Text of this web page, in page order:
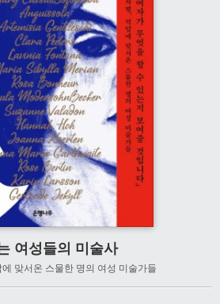
여성들의 미술사
맞서온 스물한 명의 여성 미술가들